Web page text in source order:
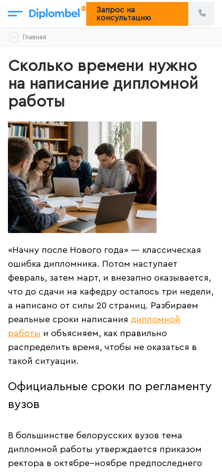
Skip
Запрос на
консультацию
Главная
Сколько времени нужно
на написание дипломной
работы
«Начну после Нового года» — классическая
ошибка дипломника. Потом наступает
февраль, затем март, и внезапно оказывается,
что до сдачи на кафедру осталось три недели,
а написано от силы 20 страниц. Разбираем
реальные сроки написания дипломной
работы и объясняем, как правильно
распределить время, чтобы не оказаться в
такой ситуации.
Официальные сроки по регламенту
вузов
В большинстве белорусских вузов тема
дипломной работы утверждается приказом
ректора в октябре–ноябре предпоследнего